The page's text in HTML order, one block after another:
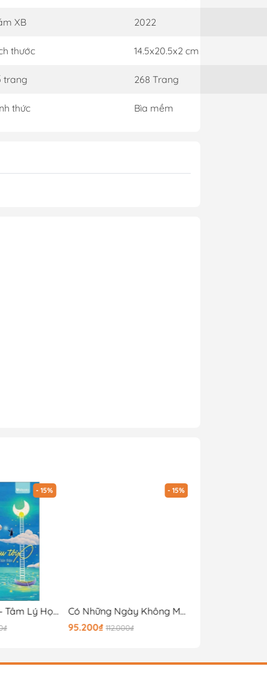
XB 2022
thước 14.5x20.5x2 cm
trang 268 Trang
thức Bìa mềm
- 15%
Tôi Đi Cứu Tôi - Tâm Lý Học Chữa Lành Bản Thân
- 15%
Có Những Ngày Không Muốn Làm Người Lớn
95.200₫ 112.000₫